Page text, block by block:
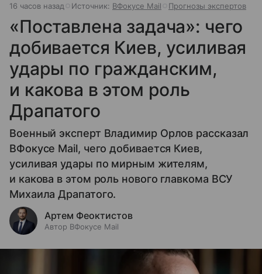
16 часов назад Источник: ВФокусе Mail Прогнозы экспертов
«Поставлена задача»: чего
добивается Киев, усиливая
удары по гражданским,
и какова в этом роль
Драпатого
Военный эксперт Владимир Орлов рассказал
ВФокусе Mail, чего добивается Киев,
усиливая удары по мирным жителям,
и какова в этом роль нового главкома ВСУ
Михаила Драпатого.
Артем Феоктистов
Автор ВФокусе Mail